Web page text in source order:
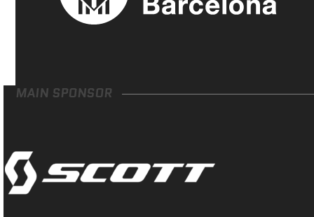
MAIN SPONSOR